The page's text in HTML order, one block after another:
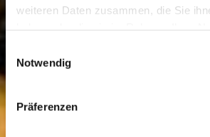
weiteren Daten zusammen, die Sie
Notwendig
Präferenzen